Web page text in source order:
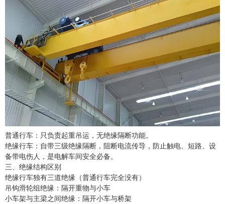
普通行车：只负责起重吊运，无绝缘隔断功能。
绝缘行车：自带三级绝缘隔断，阻断电流传导，防止触电、短路、设
备带电伤人，是电解车间安全必备。
三、绝缘结构区别
绝缘行车独有三道绝缘（普通行车完全没有）
吊钩滑轮组绝缘：隔开重物与小车
小车架与主梁之间绝缘：隔开小车与桥架